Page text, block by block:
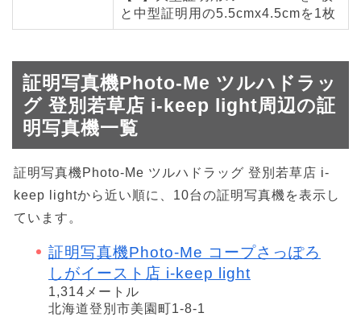
と中型証明用の5.5cmx4.5cmを1枚
証明写真機Photo-Me ツルハドラッ
グ 登別若草店 i-keep light周辺の証
明写真機一覧
証明写真機Photo-Me ツルハドラッグ 登別若草店 i-
keep lightから近い順に、10台の証明写真機を表示し
ています。
証明写真機Photo-Me コープさっぽろ
しがイースト店 i-keep light
1,314メートル
北海道登別市美園町1-8-1